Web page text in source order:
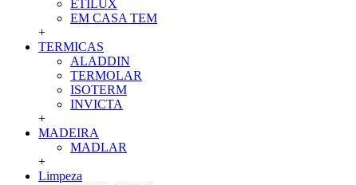
ETILUX
EM CASA TEM
+
TERMICAS
ALADDIN
TERMOLAR
ISOTERM
INVICTA
+
MADEIRA
MADLAR
+
Limpeza